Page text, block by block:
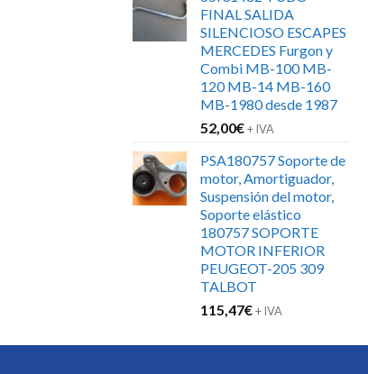
FINAL SALIDA
SILENCIOSO ESCAPES
MERCEDES Furgon y
Combi MB-100 MB-
120 MB-14 MB-160
MB-1980 desde 1987
52,00€+ IVA
PSA180757 Soporte de
motor, Amortiguador,
Suspensión del motor,
Soporte elástico
180757 SOPORTE
MOTOR INFERIOR
PEUGEOT-205 309
TALBOT
115,47€+ IVA